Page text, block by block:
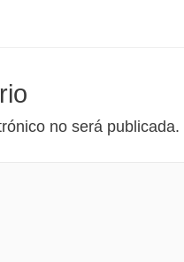
no será publicada.